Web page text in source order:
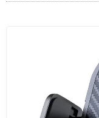
Stabil
klipsszel
modell akár
fékezésnél
minőségi
nehezebb